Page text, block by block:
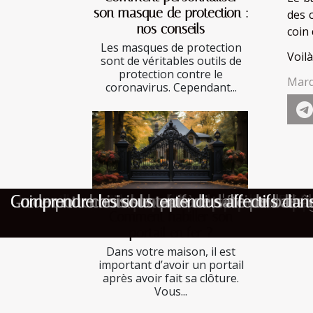
son masque de protection :
nos conseils
Les masques de protection
sont de véritables outils de
protection contre le
coronavirus. Cependant...
Comment habiller son
Dans votre maison, il est
important d’avoir un portail
après avoir fait sa clôture.
Vous...
des
coin
Quand la législation sur la dératisation
Comment choisir la meilleure pièce de
Les meilleures idées pour personnaliser un
Un week-end en amoureux de prévu ?
Comment savoir quand il est temps de
Comment choisir sa cafetière pour un café
Comment choisir la bonne dimension de
Comment choisir son parfum d'été pour les
Guide pour choisir le tapis de salle de bain
Comprendre les sous-entendus affectifs